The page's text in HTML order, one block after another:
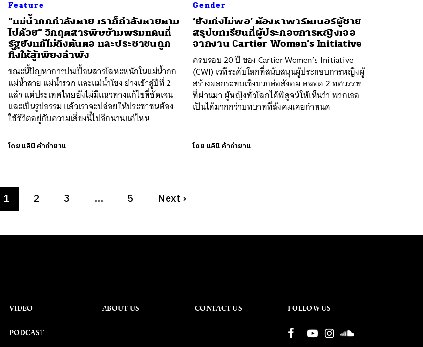
Feature
“แม่น้ำกกกำลังตาย เราก็กำลังตายตาม
ไปด้วย” วิกฤตสารพิษข้ามพรมแดนที่
รัฐยังแก้ไม่ถึงต้นตอ และประชาชนถูก
ทิ้งให้สู้เพียงลำพัง
ขณะนี้ปัญหาการปนเปื้อนสารโลหะหนักในแม่น้ำกก
แม่น้ำสาย แม่น้ำรวก และแม่น้ำโขง ย่างเข้าสู่ปีที่ 2
แล้ว แต่ประเทศไทยยังไม่มีแนวทางแก้ไขที่ชัดเจน
และเป็นรูปธรรม แล้วเราจะปล่อยให้ประชาชนต้อง
ใช้ชีวิตอยู่กับความเสี่ยงนี้ไปอีกนานแค่ไหน
โดย นลินี ค้ากำยาน
Gender
‘ยังเก่งไม่พอ’ ต้องหาพาร์ตเนอร์ผู้ชาย
สรุปบทเรียนที่ผู้ประกอบการหญิงเจอ
จากงาน Cartier Women’s Initiative
ครบรอบ 20 ปี ของ Cartier Women’s Initiative
(CWI) เวทีระดับโลกที่สนับสนุนผู้ประกอบการหญิงผู้
สร้างผลกระทบเชิงบวกต่อสังคม ตลอด 2 ทศวรรษ
ที่ผ่านมา ผู้หญิงทั่วโลกได้พิสูจน์ให้เห็นว่า พวกเธอ
เป็นได้มากกว่าบทบาทที่สังคมเคยกำหนด
โดย นลินี ค้ากำยาน
1 2 3 … 5 Next ›
VIDEO
PODCAST
ABOUT US CONTACT US FOLLOW US